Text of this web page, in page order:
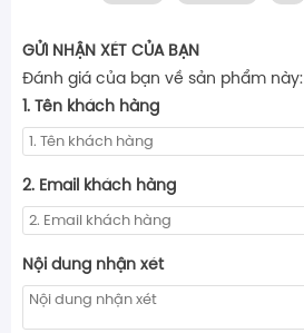
GỬI NHẬN XÉT CỦA BẠN
Đánh giá của bạn về sản phẩm này:
1. Tên khách hàng
2. Email khách hàng
Nội dung nhận xét